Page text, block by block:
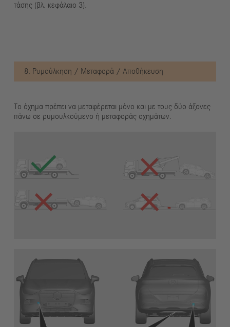
τάσης (βλ. κεφάλαιο 3).
8. Ρυμούλκηση / Μεταφορά / Αποθήκευση
Το όχημα πρέπει να μεταφέρεται μόνο και με τους δύο άξονες
πάνω σε ρυμουλκούμενο ή μεταφοράς οχημάτων.